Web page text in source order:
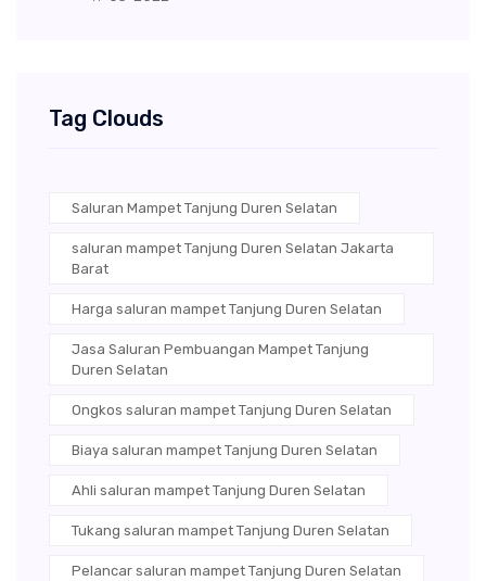
Tag Clouds
Saluran Mampet Tanjung Duren Selatan
saluran mampet Tanjung Duren Selatan Jakarta
Barat
Harga saluran mampet Tanjung Duren Selatan
Jasa Saluran Pembuangan Mampet Tanjung
Duren Selatan
Ongkos saluran mampet Tanjung Duren Selatan
Biaya saluran mampet Tanjung Duren Selatan
Ahli saluran mampet Tanjung Duren Selatan
Tukang saluran mampet Tanjung Duren Selatan
Pelancar saluran mampet Tanjung Duren Selatan